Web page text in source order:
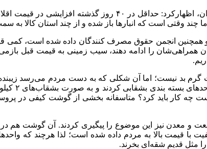
درباره آخرین وضعیت اقلام مورد نیاز مردم در استان تهران،
وقتی است که انبارها باز شده و از چند استان کالا به
و همچنین انجمن حقوق مصرف کنندگان داده شده است،
همراهی‌شان را ادامه دهند، سیب زمینی به قیمت قبل
گرم بد نیست؛ اما آن شکلی که به دست مردم می‌رسد
ارائه گوشت
چه کار باید کرد؟ متاسفانه بخشی از گوشت کیفی در
و معدن نیز این موضوع را پیگیری کردند. آن گوشت
قیمت بالا به مردم داده شده است؛ لذا هرچند که
مثل قدیم شقه‌ای بخرند.